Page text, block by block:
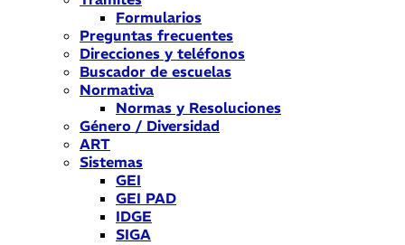
Formularios
Preguntas frecuentes
Direcciones y teléfonos
Buscador de escuelas
Normativa
Normas y Resoluciones
Género / Diversidad
ART
Sistemas
GEI
GEI PAD
IDGE
SIGA